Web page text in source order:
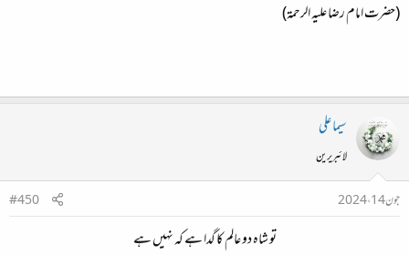
(حضرت امام رضا علیہ الرحمۃ)
سیما علی
لائبریرین
جون 14، 2024
#450
تو شاہ دو عالم کا گدا ہے کہ نہیں ہے